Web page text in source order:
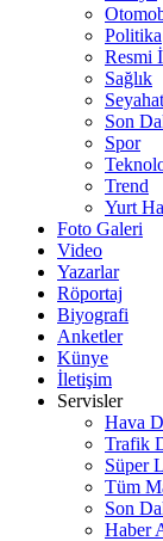
Politika
Resmi
Sağlık
Seyahat
Son
Spor
Trend
Yurt
Foto Galeri
Video
Yazarlar
Röportaj
Biyografi
Anketler
Künye
İletişim
Servisler
Hava
Trafik
Süper
Tüm
Son
Haber